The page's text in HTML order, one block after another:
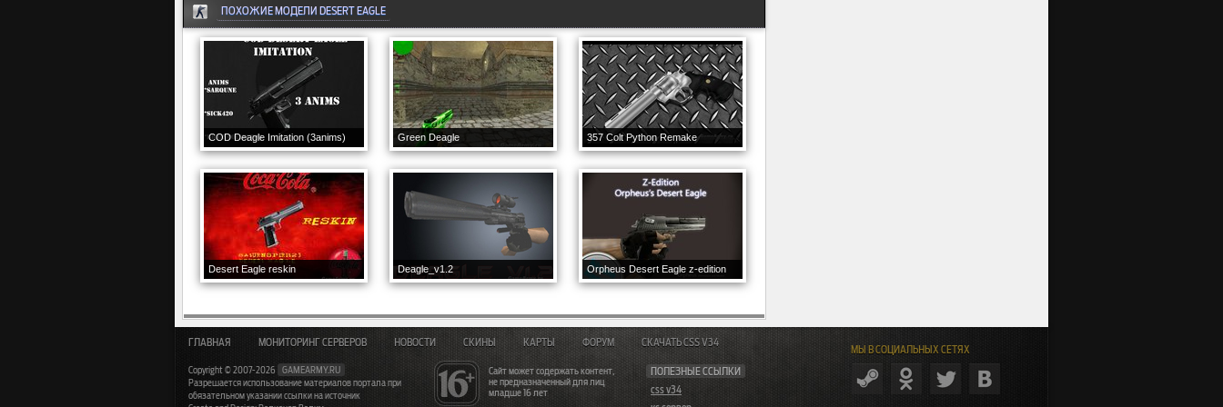
ПОХОЖИЕ МОДЕЛИ DESERT EAGLE
COD Deagle Imitation (3anims) Green Deagle 357 Colt Python Remake
Desert Eagle reskin Deagle_v1.2 Orpheus Desert Eagle z-edition
МЫ В СОЦИАЛЬНЫХ СЕТЯХ
Сайт может содержать контент,
не предназначенный для лиц
младше 16 лет
ПОЛЕЗНЫЕ ССЫЛКИ
css v34
ГЛАВНАЯ МОНИТОРИНГ СЕРВЕРОВ НОВОСТИ СКИНЫ КАРТЫ ФОРУМ СКАЧАТЬ CSS V34
Copyright © 2007-2026
GAMEARMY.RU
Разрешается использование материалов портала при
обязательном указании ссылки на источник